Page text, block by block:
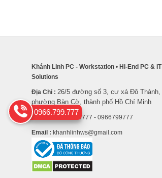
Khánh Linh PC - Workstation • Hi-End PC & IT
Solutions
Địa Chỉ : 26/5 đường số 3, cư xá Đô Thành,
phường Bàn Cờ, thành phố Hồ Chí Minh
Hotline : 0977939777 - 0966799777
Email : khanhlinhws@gmail.com
0966.799.777